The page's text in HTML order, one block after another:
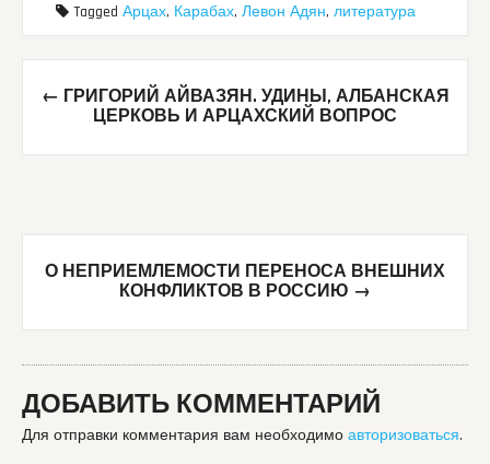
Tagged Арцах, Карабах, Левон Адян, литература
Post
navigation
← ГРИГОРИЙ АЙВАЗЯН. УДИНЫ, АЛБАНСКАЯ
ЦЕРКОВЬ И АРЦАХСКИЙ ВОПРОС
О НЕПРИЕМЛЕМОСТИ ПЕРЕНОСА ВНЕШНИХ
КОНФЛИКТОВ В РОССИЮ →
ДОБАВИТЬ КОММЕНТАРИЙ
Для отправки комментария вам необходимо авторизоваться.